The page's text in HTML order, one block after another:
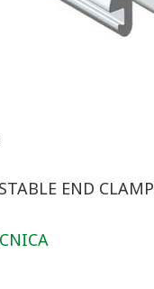
END CLAMP